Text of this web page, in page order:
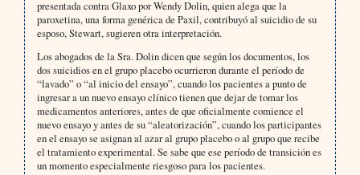
presentada contra Glaxo por Wendy Dolin, quien alega que la
paroxetina, una forma genérica de Paxil, contribuyó al suicidio de su
esposo, Stewart, sugieren otra interpretación.
Los abogados de la Sra. Dolin dicen que según los documentos, los
dos suicidios en el grupo placebo ocurrieron durante el período de
“lavado” o “al inicio del ensayo”, cuando los pacientes a punto de
ingresar a un nuevo ensayo clínico tienen que dejar de tomar los
medicamentos anteriores, antes de que oficialmente comience el
nuevo ensayo y antes de su “aleatorización”, cuando los participantes
en el ensayo se asignan al azar al grupo placebo o al grupo que recibe
el tratamiento experimental. Se sabe que ese período de transición es
un momento especialmente riesgoso para los pacientes.